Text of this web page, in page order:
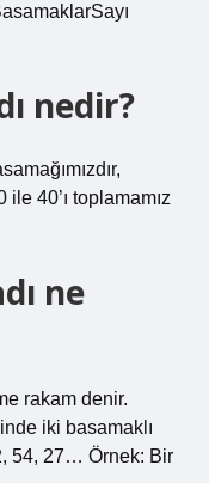
nedir?
40’ı toplamamız
ne
rakam denir.
iki basamaklı
54, 27… Örnek: Bir